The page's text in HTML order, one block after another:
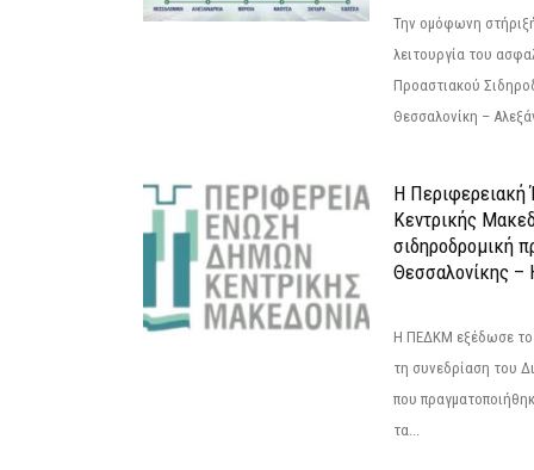
Την ομόφωνη
λειτουργία του
Προαστιακού
Θεσσαλονίκη –
Η
Κεντρικής
σιδηροδρομική
Θεσσαλονίκης –
Η ΠΕΔΚΜ εξέδωσε το
τη συνεδρίαση του
που
τα...